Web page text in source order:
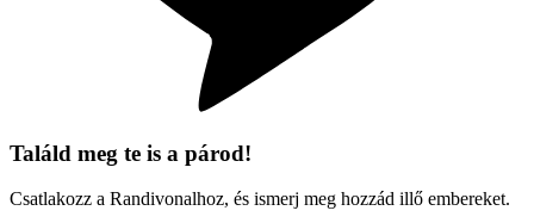
Találd meg te is a párod!
Csatlakozz a Randivonalhoz, és ismerj meg hozzád illő embereket.